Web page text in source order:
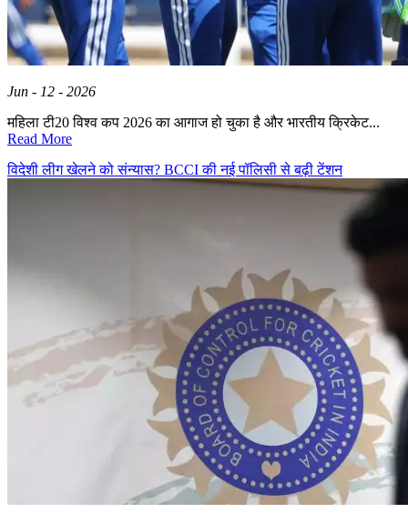
Jun - 12 - 2026
महिला टी20 विश्व कप 2026 का आगाज हो चुका है और भारतीय क्रिकेट...
Read More
विदेशी लीग खेलने को संन्यास? BCCI की नई पॉलिसी से बढ़ी टेंशन